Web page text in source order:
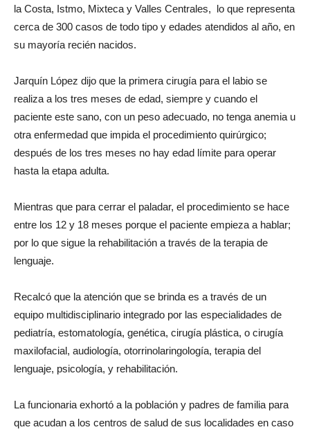
la Costa, Istmo, Mixteca y Valles Centrales, lo que representa
cerca de 300 casos de todo tipo y edades atendidos al año, en
su mayoría recién nacidos.
Jarquín López dijo que la primera cirugía para el labio se
realiza a los tres meses de edad, siempre y cuando el
paciente este sano, con un peso adecuado, no tenga anemia u
otra enfermedad que impida el procedimiento quirúrgico;
después de los tres meses no hay edad límite para operar
hasta la etapa adulta.
Mientras que para cerrar el paladar, el procedimiento se hace
entre los 12 y 18 meses porque el paciente empieza a hablar;
por lo que sigue la rehabilitación a través de la terapia de
lenguaje.
Recalcó que la atención que se brinda es a través de un
equipo multidisciplinario integrado por las especialidades de
pediatría, estomatología, genética, cirugía plástica, o cirugía
maxilofacial, audiología, otorrinolaringología, terapia del
lenguaje, psicología, y rehabilitación.
La funcionaria exhortó a la población y padres de familia para
que acudan a los centros de salud de sus localidades en caso